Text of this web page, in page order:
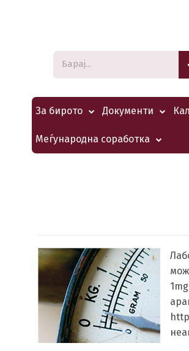
За бирото Документи
Меѓународна соработка